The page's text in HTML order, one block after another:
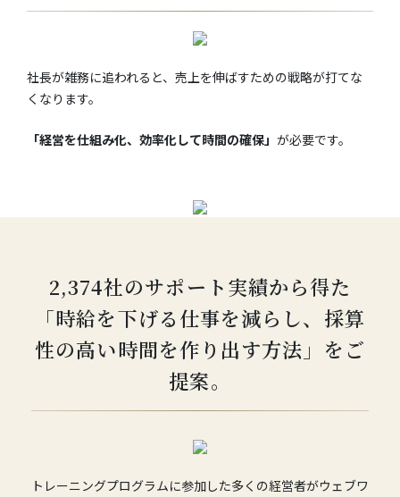
社長が雑務に追われると、売上を伸ばすための戦略が打てな
くなります。
「経営を仕組み化、効率化して時間の確保」 が必要です。
2,374社のサポート実績から得た
「時給を下げる仕事を減らし、採算
性の高い時間を作り出す方法」をご
提案。
トレーニングプログラムに参加した多くの経営者がウェブワ